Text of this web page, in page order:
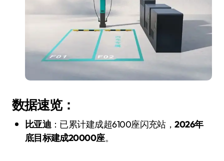
数据速览：
比亚迪：已累计建成超6100座闪充站，2026年
底目标建成20000座。